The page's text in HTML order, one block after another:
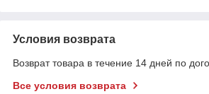
Условия возврата
Возврат товара в течение 14 дней по
Все условия возврата